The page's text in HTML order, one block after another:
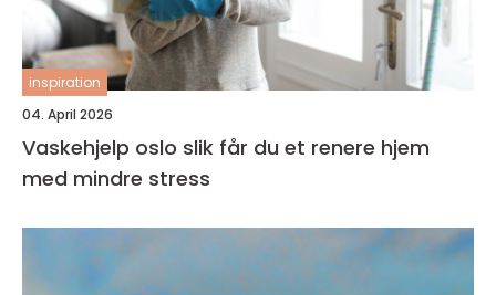
inspiration
04. April 2026
Vaskehjelp oslo slik får du et renere hjem
med mindre stress